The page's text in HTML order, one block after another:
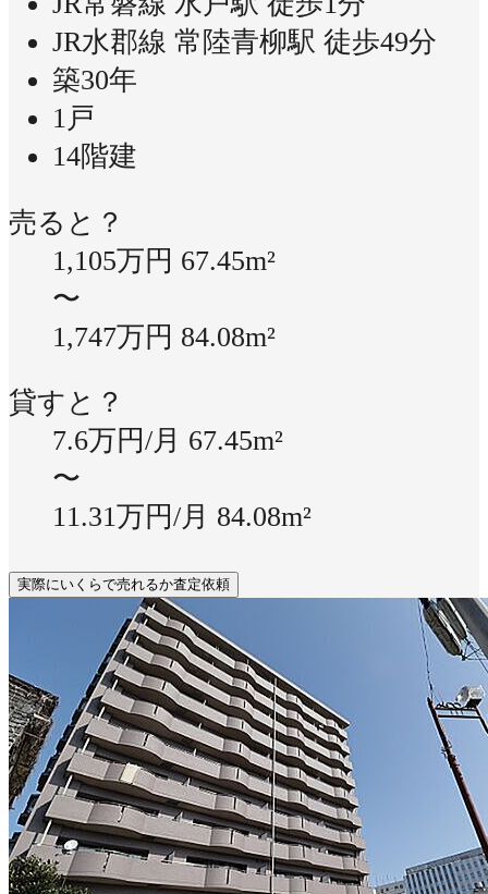
JR水郡線 常陸青柳駅 徒歩49分
築30年
1戸
14階建
売ると？
1,105万円 67.45m²
〜
1,747万円 84.08m²
貸すと？
7.6万円/月 67.45m²
〜
11.31万円/月 84.08m²
実際にいくらで売れるか査定依頼